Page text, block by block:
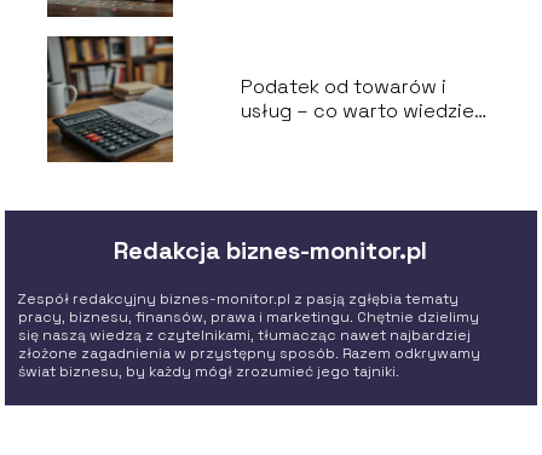
Podatek od towarów i
usług – co warto wiedzieć
Redakcja biznes-monitor.pl
Zespół redakcyjny biznes-monitor.pl z pasją zgłębia tematy
pracy, biznesu, finansów, prawa i marketingu. Chętnie dzielimy
się naszą wiedzą z czytelnikami, tłumacząc nawet najbardziej
złożone zagadnienia w przystępny sposób. Razem odkrywamy
świat biznesu, by każdy mógł zrozumieć jego tajniki.